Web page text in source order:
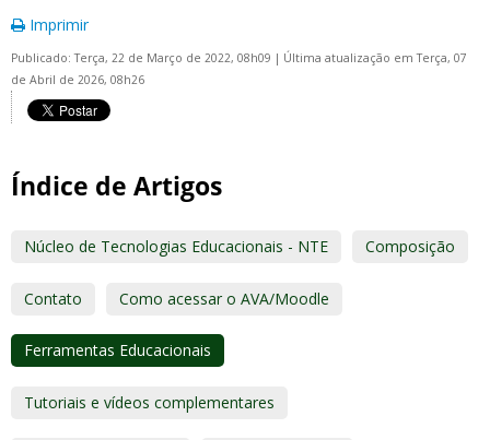
Imprimir
Publicado: Terça, 22 de Março de 2022, 08h09 | Última atualização em Terça, 07
de Abril de 2026, 08h26
Índice de Artigos
Núcleo de Tecnologias Educacionais - NTE Composição
Contato Como acessar o AVA/Moodle
Ferramentas Educacionais
Tutoriais e vídeos complementares